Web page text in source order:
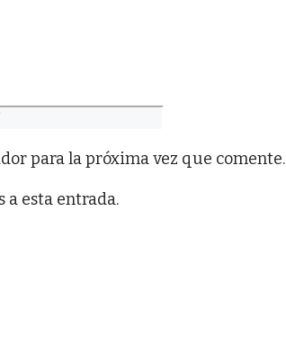
para la próxima vez que comente.
esta entrada.